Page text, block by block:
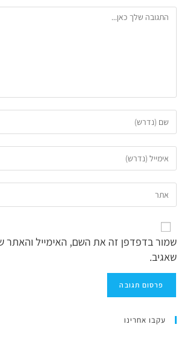
שמור בדפדפן זה את השם, האימייל והאתר
שאגיב.
עקבו אחרינו